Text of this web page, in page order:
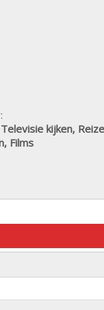
kijken,
Films